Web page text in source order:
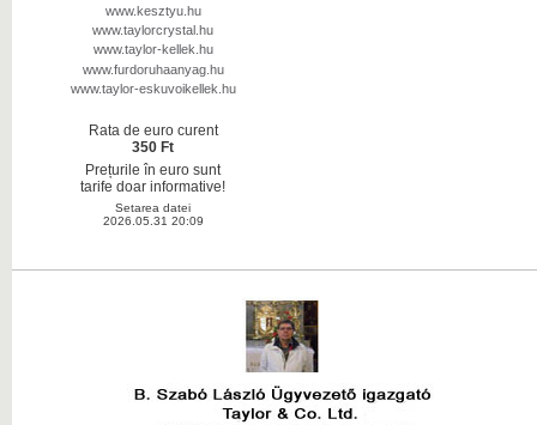
www.kesztyu.hu
www.taylorcrystal.hu
www.taylor-kellek.hu
www.furdoruhaanyag.hu
www.taylor-eskuvoikellek.hu
Rata de euro curent
350 Ft
Prețurile în euro sunt
tarife doar informative!
Setarea datei
2026.05.31 20:09